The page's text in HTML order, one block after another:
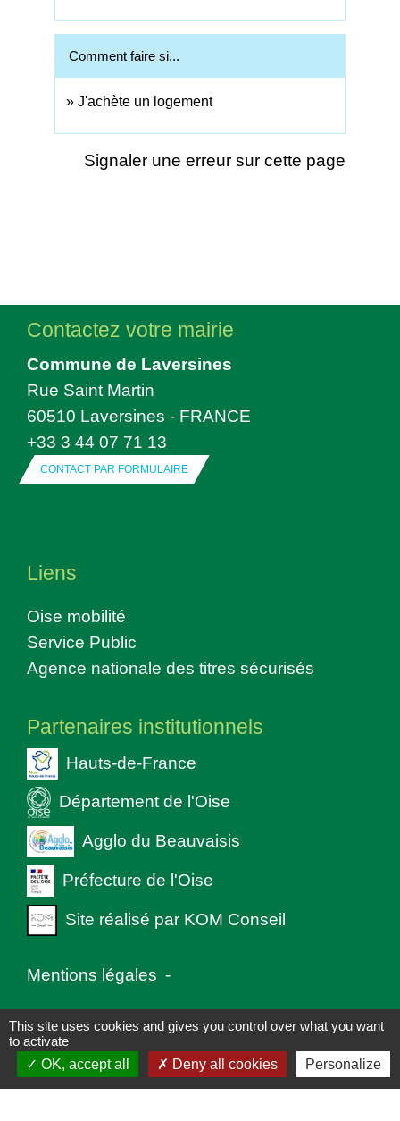
Comment faire si...
J'achète un logement
Signaler une erreur sur cette page
Contactez votre mairie
Commune de Laversines
Rue Saint Martin
60510 Laversines - FRANCE
+33 3 44 07 71 13
CONTACT PAR FORMULAIRE
Liens
Oise mobilité
Service Public
Agence nationale des titres sécurisés
Partenaires institutionnels
Hauts-de-France
Département de l'Oise
Agglo du Beauvaisis
Préfecture de l'Oise
Site réalisé par KOM Conseil
Mentions légales -
Politique de confidentialité - Accessibilité -
Plan du site - Gestion des cookies
This site uses cookies and gives you control over what you want
to activate
OK, accept all
Deny all cookies Personalize